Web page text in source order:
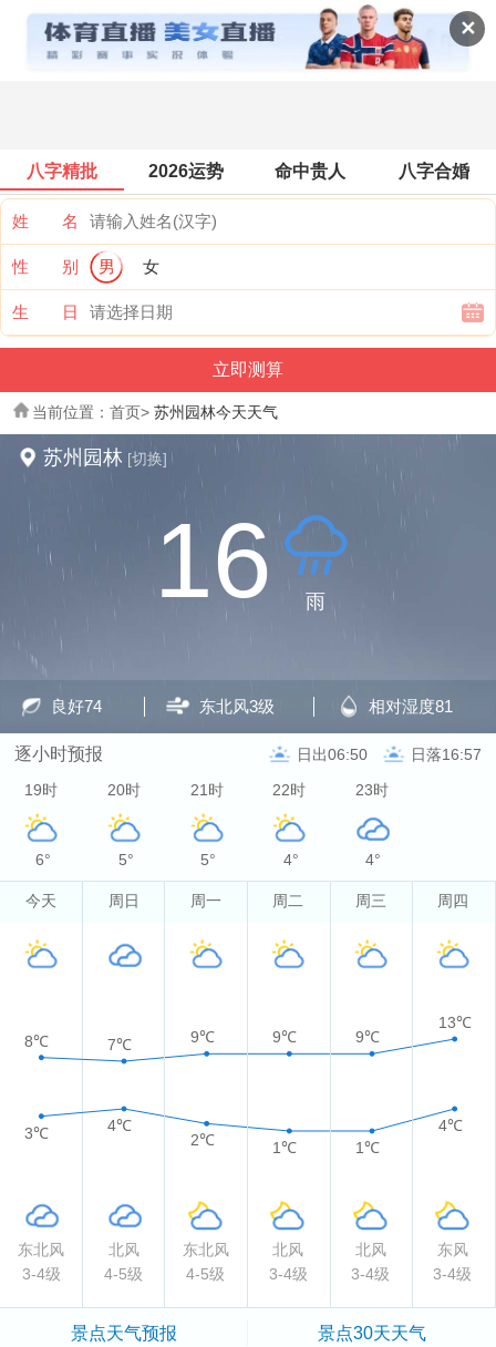
✕
景点天气
八字精批 2026运势 命中贵人 八字合婚
姓 名
性 别 男 女
生 日
当前位置： 首页> 苏州园林今天天气
苏州园林 [切换]
16 雨
良好74 东北风3级 相对湿度81
逐小时预报 日出06:50 日落16:57
19时
6°
20时
5°
21时
5°
22时
4°
23时
4°
今天 周日 周一 周二 周三 周四
8℃ 7℃ 9℃ 9℃ 9℃
13℃
3℃ 4℃
2℃ 1℃ 1℃
4℃
东北风 北风 东北风 北风 北风
东风
3-4级
4-5级 4-5级 3-4级 3-4级 3-4级
景点天气预报 景点30天天气